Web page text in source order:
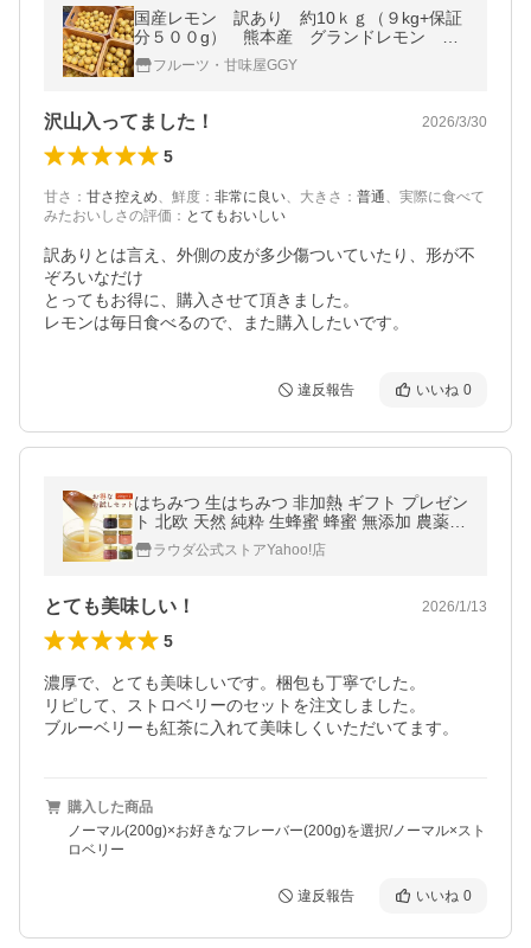
国産レモン 訳あり 約10ｋｇ（９kg+保証
分５００g） 熊本産 グランドレモン マ
イヤー 璃の香 リスボン みかん ミカン 蜜
柑 フルーツ・甘味屋GGY
沢山入ってました！ 2026/3/30
5
甘さ ： 甘さ控えめ、 鮮度 ： 非常に良い、 大きさ ： 普通、 実際に食べて
みたおいしさの評価 ： とてもおいしい
訳ありとは言え、外側の皮が多少傷ついていたり、形が不
ぞろいなだけ
とってもお得に、購入させて頂きました。
違反報告 いいね 0
はちみつ 生はちみつ 非加熱 ギフト プレゼン
ト 北欧 天然 純粋 生蜂蜜 蜂蜜 無添加 農薬不
使用 免疫力 贈答 内祝い アーティサンハニー
ラウダ公式ストアYahoo!店
とても美味しい！ 2026/1/13
5
濃厚で、とても美味しいです。梱包も丁寧でした。
リピして、ストロベリーのセットを注文しました。
ブルーベリーも紅茶に入れて美味しくいただいてます。
購入した商品
ノーマル(200g)×お好きなフレーバー(200g)を選択/ノーマル×スト
ロベリー
違反報告 いいね 0